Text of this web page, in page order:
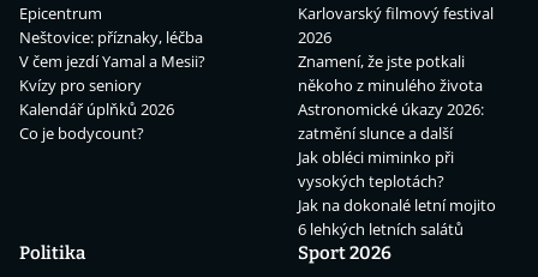
Epicentrum
Neštovice: příznaky, léčba
V čem jezdí Yamal a Mesii?
Kvízy pro seniory
Kalendář úplňků 2026
Co je bodycount?
Karlovarský filmový festival
2026
Znamení, že jste potkali
někoho z minulého života
Astronomické úkazy 2026:
zatmění slunce a další
Jak obléci miminko při
vysokých teplotách?
Jak na dokonalé letní mojito
6 lehkých letních salátů
Politika
Sport 2026